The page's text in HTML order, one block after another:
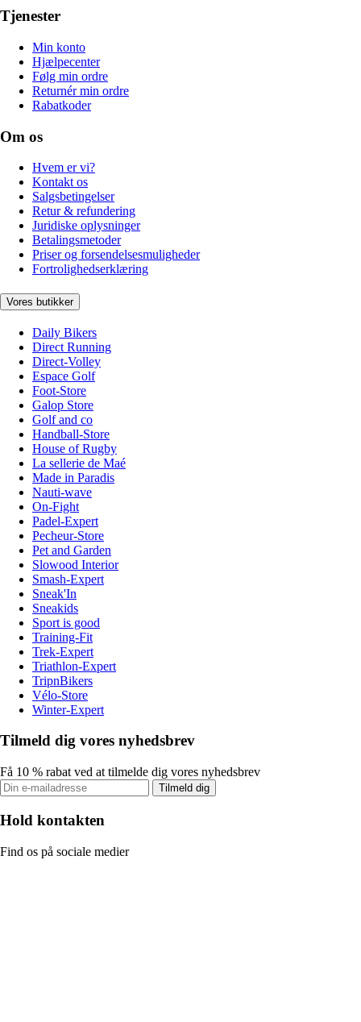
Tjenester
Min konto
Hjælpecenter
Følg min ordre
Returnér min ordre
Rabatkoder
Om os
Hvem er vi?
Kontakt os
Salgsbetingelser
Retur & refundering
Juridiske oplysninger
Betalingsmetoder
Priser og forsendelsesmuligheder
Fortrolighedserklæring
Vores butikker
Daily Bikers
Direct Running
Direct-Volley
Espace Golf
Foot-Store
Galop Store
Golf and co
Handball-Store
House of Rugby
La sellerie de Maé
Made in Paradis
Nauti-wave
On-Fight
Padel-Expert
Pecheur-Store
Pet and Garden
Slowood Interior
Smash-Expert
Sneak'In
Sneakids
Sport is good
Training-Fit
Trek-Expert
Triathlon-Expert
TripnBikers
Vélo-Store
Winter-Expert
Tilmeld dig vores nyhedsbrev
Få 10 % rabat ved at tilmelde dig vores nyhedsbrev
Tilmeld dig
Hold kontakten
Find os på sociale medier